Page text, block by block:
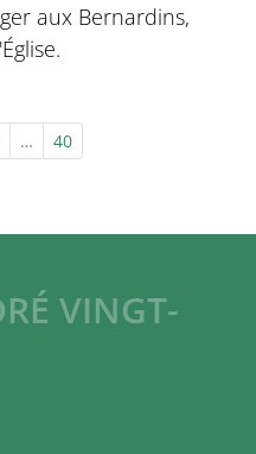
aux Bernardins,
… 40
VINGT-